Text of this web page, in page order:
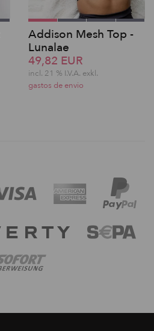
Addison Mesh Top -
Lunalae
49,82 EUR
incl. 21 % I.V.A. exkl.
gastos de envio